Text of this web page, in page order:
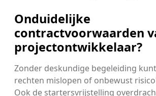
Onduidelijke
contractvoorwaarden
projectontwikkelaar?
Zonder deskundige begeleiding
rechten mislopen of onbewust
Ook de startersvrijstelling